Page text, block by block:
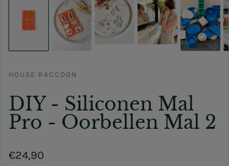
HOUSE RACCOON
DIY - Siliconen Mal
Pro - Oorbellen Mal 2
Normale prijs
€24,90